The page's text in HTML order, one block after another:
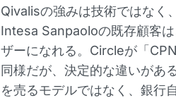
Qivalisの強みは技術ではなく
Intesa Sanpaoloの既存顧客
ザーになれる。Circleが「
同様だが、決定的な違いがあ
を売るモデルではなく、銀行